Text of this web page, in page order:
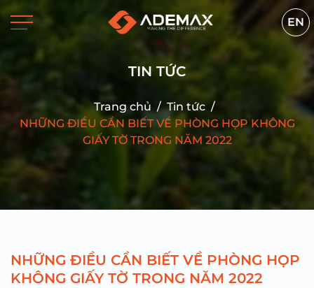
EN
TIN TỨC
Trang chủ / Tin tức /
NHỮNG ĐIỀU CẦN BIẾT VỀ PHÒNG HỌP KHÔNG
GIẤY TỜ TRONG NĂM 2022
NHỮNG ĐIỀU CẦN BIẾT VỀ PHÒNG HỌP
KHÔNG GIẤY TỜ TRONG NĂM 2022